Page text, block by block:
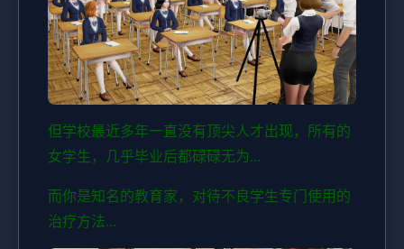
但学校最近多年一直没有顶尖人才出现，所有的
女学生，几乎毕业后都碌碌无为...
而你是知名的教育家，对待不良学生专门使用的
治疗方法...